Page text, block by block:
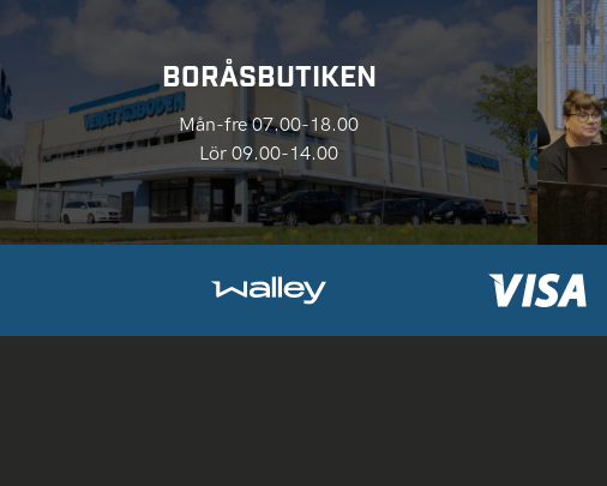
BORÅSBUTIKEN
Mån-fre 07.00-18.00
Lör 09.00-14.00